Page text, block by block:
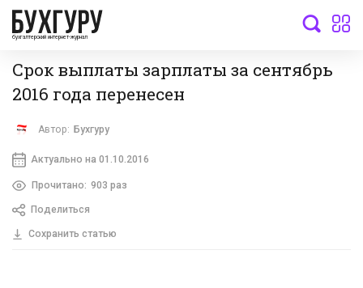
бухгалтерский интернет-журнал
Срок выплаты зарплаты за сентябрь
2016 года перенесен
Автор: Бухгуру
Актуально на 01.10.2016
Прочитано: 903 раз
Поделиться
Сохранить статью